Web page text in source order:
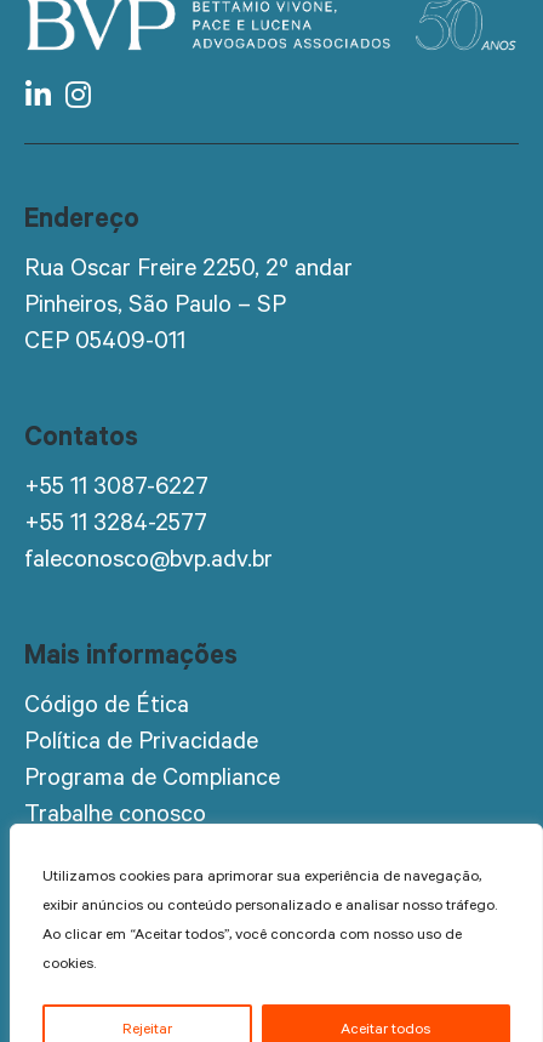
Utilizamos cookies para aprimorar sua experiência de navegação,
exibir anúncios ou conteúdo personalizado e analisar nosso tráfego.
Ao clicar em “Aceitar todos”, você concorda com nosso uso de
cookies.
Rejeitar Aceitar todos
Endereço
Rua Oscar Freire 2250, 2º andar
Pinheiros, São Paulo – SP
CEP 05409-011
Contatos
+55 11 3087-6227
+55 11 3284-2577
faleconosco@bvp.adv.br
Mais informações
Código de Ética
Política de Privacidade
Programa de Compliance
Trabalhe conosco
© 2023 BVP Advogados - Todos os direitos reservados.